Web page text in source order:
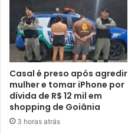
Casal é preso após agredir
mulher e tomar iPhone por
dívida de R$ 12 mil em
shopping de Goiânia
3 horas atrás